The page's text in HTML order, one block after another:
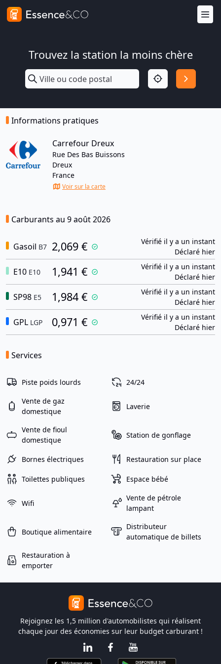
Trouvez la station la moins chère
Informations pratiques
Carrefour Dreux
Rue Des Bas Buissons
Dreux
France
Voir sur la carte
Carburants au 9 août 2026
Gasoil B7 2,069 €
Vérifié il y a un instant
Déclaré hier
E10 E10 1,941 €
Vérifié il y a un instant
Déclaré hier
SP98 E5 1,984 €
Vérifié il y a un instant
Déclaré hier
GPL LGP 0,971 €
Vérifié il y a un instant
Déclaré hier
Services
Piste poids lourds 24/24
Vente de gaz
domestique
Laverie
Vente de fioul
domestique
Station de gonflage
Bornes électriques Restauration sur place
Toilettes publiques Espace bébé
Wifi
Vente de pétrole
lampant
Boutique alimentaire
Distributeur
automatique de billets
Restauration à
emporter
Rejoignez les 1,5 million d'automobilistes qui réalisent
chaque jour des économies sur leur budget carburant !